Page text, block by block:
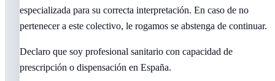
especializada para su correcta interpretación. En caso de no
pertenecer a este colectivo, le rogamos se abstenga de continuar.
Declaro que soy profesional sanitario con capacidad de
prescripción o dispensación en España.